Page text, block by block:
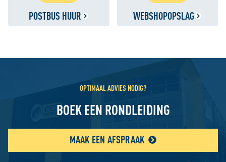
POSTBUS HUUR WEBSHOPOPSLAG
OPTIMAAL ADVIES NODIG?
BOEK EEN RONDLEIDING
MAAK EEN AFSPRAAK